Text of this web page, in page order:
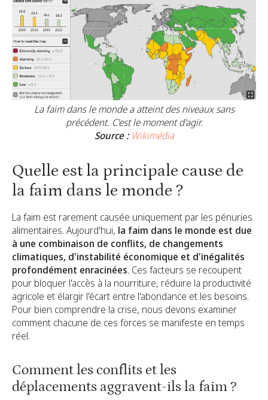
La faim dans le monde a atteint des niveaux sans
précédent. C'est le moment d'agir.
Source : Wikimédia
Quelle est la principale cause de
la faim dans le monde ?
La faim est rarement causée uniquement par les pénuries
alimentaires. Aujourd'hui, la faim dans le monde est due
à une combinaison de conflits, de changements
climatiques, d'instabilité économique et d'inégalités
profondément enracinées. Ces facteurs se recoupent
pour bloquer l'accès à la nourriture, réduire la productivité
agricole et élargir l'écart entre l'abondance et les besoins.
Pour bien comprendre la crise, nous devons examiner
comment chacune de ces forces se manifeste en temps
réel.
Comment les conflits et les
déplacements aggravent-ils la faim ?